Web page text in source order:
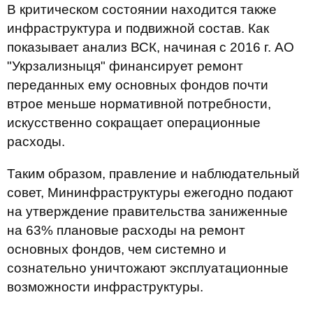
В критическом состоянии находится также
инфраструктура и подвижной состав. Как
показывает анализ ВСК, начиная с 2016 г. АО
"Укрзализныця" финансирует ремонт
переданных ему основных фондов почти
втрое меньше нормативной потребности,
искусственно сокращает операционные
расходы.
Таким образом, правление и наблюдательный
совет, Мининфраструктуры ежегодно подают
на утверждение правительства заниженные
на 63% плановые расходы на ремонт
основных фондов, чем системно и
сознательно уничтожают эксплуатационные
возможности инфраструктуры.